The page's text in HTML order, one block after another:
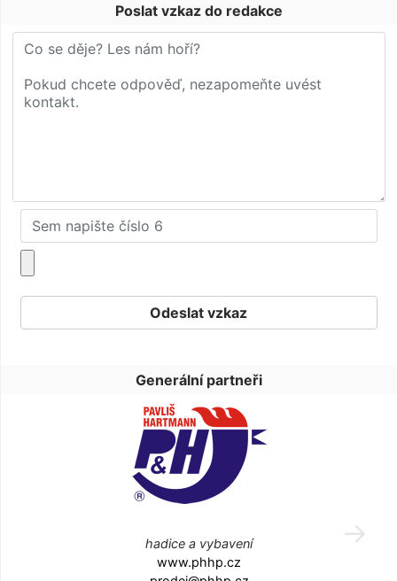
Poslat vzkaz do redakce
Generální partneři
hadice a vybavení
www.phhp.cz